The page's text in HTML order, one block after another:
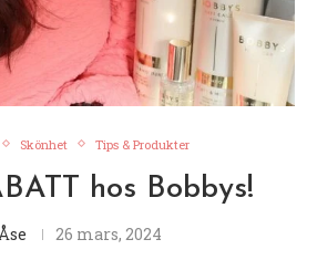
Skönhet Tips & Produkter
hos Bobbys!
Åse 26 mars, 2024